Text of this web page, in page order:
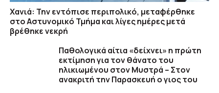
Χανιά: Την εντόπισε περιπολικό, μεταφέρθηκε
στο Αστυνομικό Τμήμα και λίγες ημέρες μετά
βρέθηκε νεκρή
Παθολογικά αίτια «δείχνει» η πρώτη
εκτίμηση για τον θάνατο του
ηλικιωμένου στον Μυστρά – Στον
ανακριτή την Παρασκευή ο γιος του